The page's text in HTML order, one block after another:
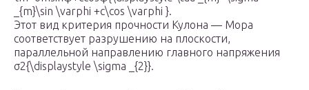
_{m}\sin \varphi +c\cos \varphi }.
Этот вид критерия прочности Кулона — Мора
соответствует разрушению на плоскости,
параллельной направлению главного напряжения
σ2{\displaystyle \sigma _{2}}.